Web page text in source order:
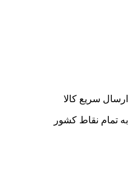
ارسال سریع کالا
به تمام نقاط کشور